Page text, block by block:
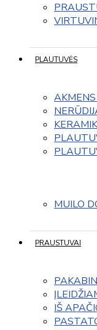
PLAUTUVĖS
MUILO
PRAUSTUVAI
IŠ